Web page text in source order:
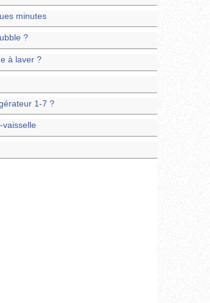
minutes
?
à laver ?
1-7 ?
vaisselle